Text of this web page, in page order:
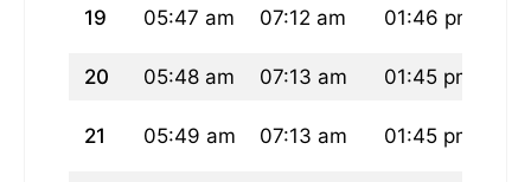
19 05:47 am 07:12 am 01:46 pm
20 05:48 am 07:13 am 01:45 pm
21 05:49 am 07:13 am 01:45 pm